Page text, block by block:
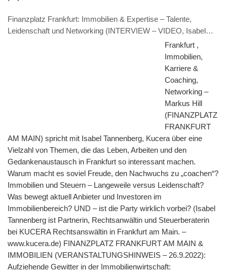
Finanzplatz Frankfurt: Immobilien & Expertise – Talente,
Leidenschaft und Networking (INTERVIEW – VIDEO, Isabel
Tannenberg, KUCERA Rechtsanwälte & Veranstaltungshinweis
„Aufziehende Gewitter in der Immobilienwirtschaft“ – 26.9.2022)
Frankfurt ,
Immobilien,
Karriere &
Coaching,
Networking –
Markus Hill
(FINANZPLATZ
FRANKFURT
AM MAIN) spricht mit Isabel Tannenberg, Kucera über eine
Vielzahl von Themen, die das Leben, Arbeiten und den
Gedankenaustausch in Frankfurt so interessant machen.
Warum macht es soviel Freude, den Nachwuchs zu „coachen“?
Immobilien und Steuern – Langeweile versus Leidenschaft?
Was bewegt aktuell Anbieter und Investoren im
Immobilienbereich? UND – ist die Party wirklich vorbei? (Isabel
Tannenberg ist Partnerin, Rechtsanwältin und Steuerberaterin
bei KUCERA Rechtsanswältin in Frankfurt am Main. –
www.kucera.de) FINANZPLATZ FRANKFURT AM MAIN &
IMMOBILIEN (VERANSTALTUNGSHINWEIS – 26.9.2022):
Aufziehende Gewitter in der Immobilienwirtschaft: